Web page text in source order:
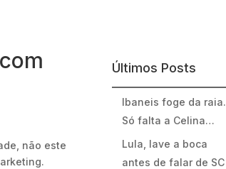
não este
Últimos Posts
Ibaneis foge da raia.
Só falta a Celina…
Lula, lave a boca
antes de falar de SC